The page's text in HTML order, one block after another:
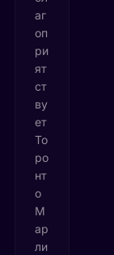
аг
оп
ри
ят
ст
ву
ет
То
ро
нт
о
М
ар
ли